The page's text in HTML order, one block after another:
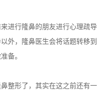
行隆鼻的朋友进行心理疏
外，隆鼻医生会将话题转
备。
形了，其实在这之前还有